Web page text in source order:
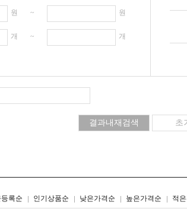
원 ~ 원
개 ~ 개
록순 인기상품순 낮은가격순 높은가격순 적
리스트형갤러리형